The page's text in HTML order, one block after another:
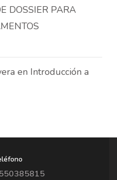
DOSSIER PARA
en Introducción a